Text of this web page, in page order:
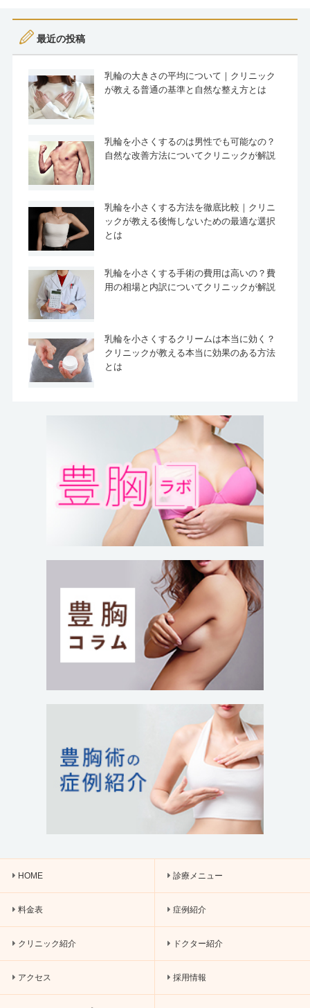
最近の投稿
乳輪の大きさの平均について｜クリニック
が教える普通の基準と自然な整え方とは
乳輪を小さくするのは男性でも可能なの？
自然な改善方法についてクリニックが解説
乳輪を小さくする方法を徹底比較｜クリニ
ックが教える後悔しないための最適な選択
とは
乳輪を小さくする手術の費用は高いの？費
用の相場と内訳についてクリニックが解説
乳輪を小さくするクリームは本当に効く？
クリニックが教える本当に効果のある方法
とは
HOME 診療メニュー
料金表 症例紹介
クリニック紹介 ドクター紹介
アクセス 採用情報